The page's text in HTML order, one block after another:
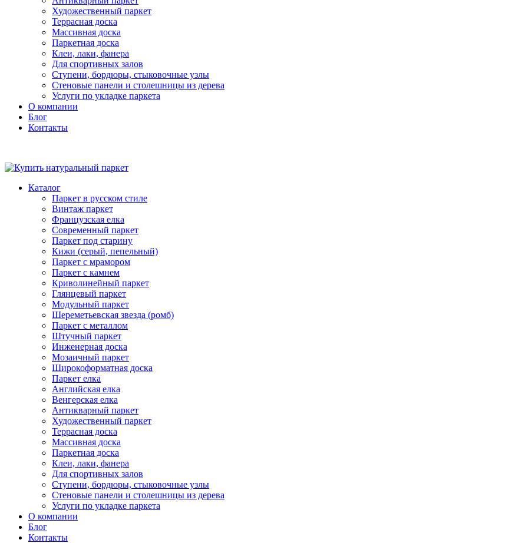
Художественный паркет
Террасная доска
Массивная доска
Паркетная доска
Клеи, лаки, фанера
Для спортивных залов
Ступени, бордюры, стыковочные узлы
Стеновые панели и столешницы из дерева
Услуги по укладке паркета
О компании
Блог
Контакты
Каталог
Паркет в русском стиле
Винтаж паркет
Французская елка
Современный паркет
Паркет под старину
Кижи (серый, пепельный)
Паркет с мрамором
Паркет с камнем
Криволинейный паркет
Глянцевый паркет
Модульный паркет
Шереметьевская звезда (ромб)
Паркет с металлом
Штучный паркет
Инженерная доска
Мозаичный паркет
Широкоформатная доска
Паркет елка
Английская елка
Венгерская елка
Антикварный паркет
Художественный паркет
Террасная доска
Массивная доска
Паркетная доска
Клеи, лаки, фанера
Для спортивных залов
Ступени, бордюры, стыковочные узлы
Стеновые панели и столешницы из дерева
Услуги по укладке паркета
О компании
Блог
Контакты